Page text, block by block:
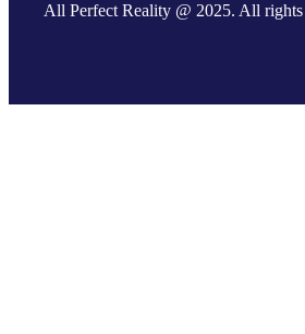
All Perfect Reality @ 2025. All rights